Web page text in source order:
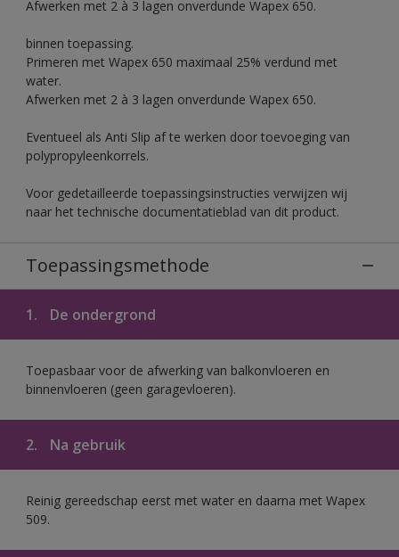
Afwerken met 2 à 3 lagen onverdunde Wapex 650.
binnen toepassing.
Primeren met Wapex 650 maximaal 25% verdund met
water.
Afwerken met 2 à 3 lagen onverdunde Wapex 650.
Eventueel als Anti Slip af te werken door toevoeging van
polypropyleenkorrels.
Voor gedetailleerde toepassingsinstructies verwijzen wij
naar het technische documentatieblad van dit product.
Toepassingsmethode
1. De ondergrond
Toepasbaar voor de afwerking van balkonvloeren en
binnenvloeren (geen garagevloeren).
2. Na gebruik
Reinig gereedschap eerst met water en daarna met Wapex
509.